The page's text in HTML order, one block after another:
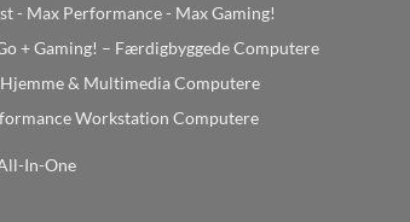
- Max Performance - Max Gaming!
+ Gaming! – Færdigbyggede Computere
& Multimedia Computere
Workstation Computere
In-One